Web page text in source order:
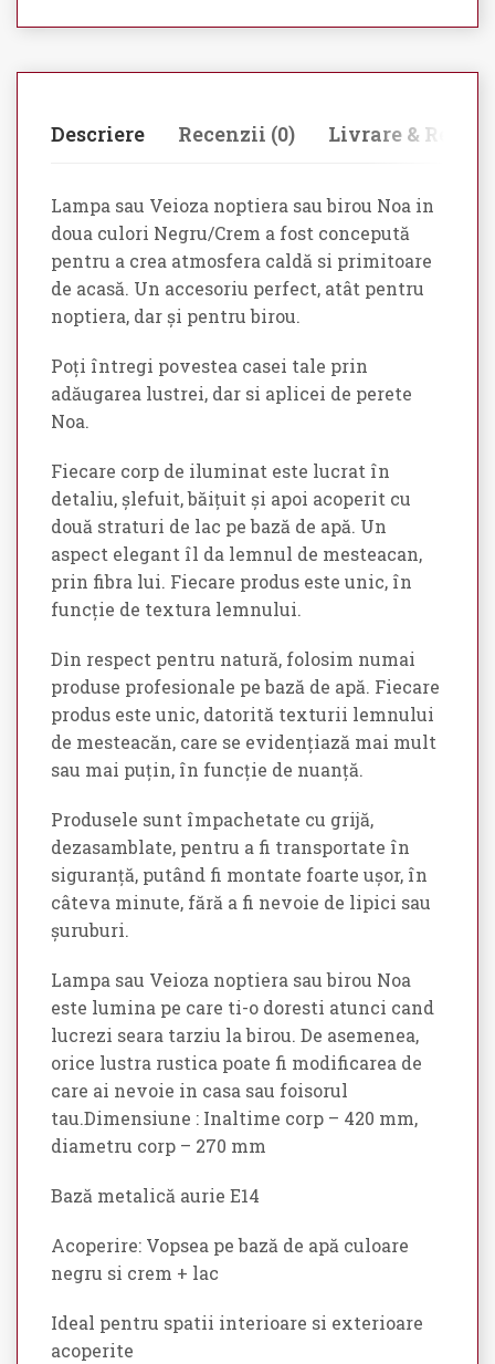
Descriere Recenzii (0) Livrare & Retur
Lampa sau Veioza noptiera sau birou Noa in
doua culori Negru/Crem a fost concepută
pentru a crea atmosfera caldă si primitoare
de acasă. Un accesoriu perfect, atât pentru
noptiera, dar și pentru birou.
Poți întregi povestea casei tale prin
adăugarea lustrei, dar si aplicei de perete
Noa.
Fiecare corp de iluminat este lucrat în
detaliu, șlefuit, băițuit și apoi acoperit cu
două straturi de lac pe bază de apă. Un
aspect elegant îl da lemnul de mesteacan,
prin fibra lui. Fiecare produs este unic, în
funcție de textura lemnului.
Din respect pentru natură, folosim numai
produse profesionale pe bază de apă. Fiecare
produs este unic, datorită texturii lemnului
de mesteacăn, care se evidențiază mai mult
sau mai puțin, în funcție de nuanță.
Produsele sunt împachetate cu grijă,
dezasamblate, pentru a fi transportate în
siguranță, putând fi montate foarte ușor, în
câteva minute, fără a fi nevoie de lipici sau
șuruburi.
Lampa sau Veioza noptiera sau birou Noa
este lumina pe care ti-o doresti atunci cand
lucrezi seara tarziu la birou. De asemenea,
orice lustra rustica poate fi modificarea de
care ai nevoie in casa sau foisorul
tau.Dimensiune : Inaltime corp – 420 mm,
diametru corp – 270 mm
Bază metalică aurie E14
Acoperire: Vopsea pe bază de apă culoare
negru si crem + lac
Ideal pentru spatii interioare si exterioare
acoperite